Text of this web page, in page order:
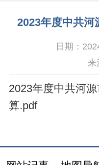
2023年度中共河
日期：
来
2023年度中共河
算.pdf